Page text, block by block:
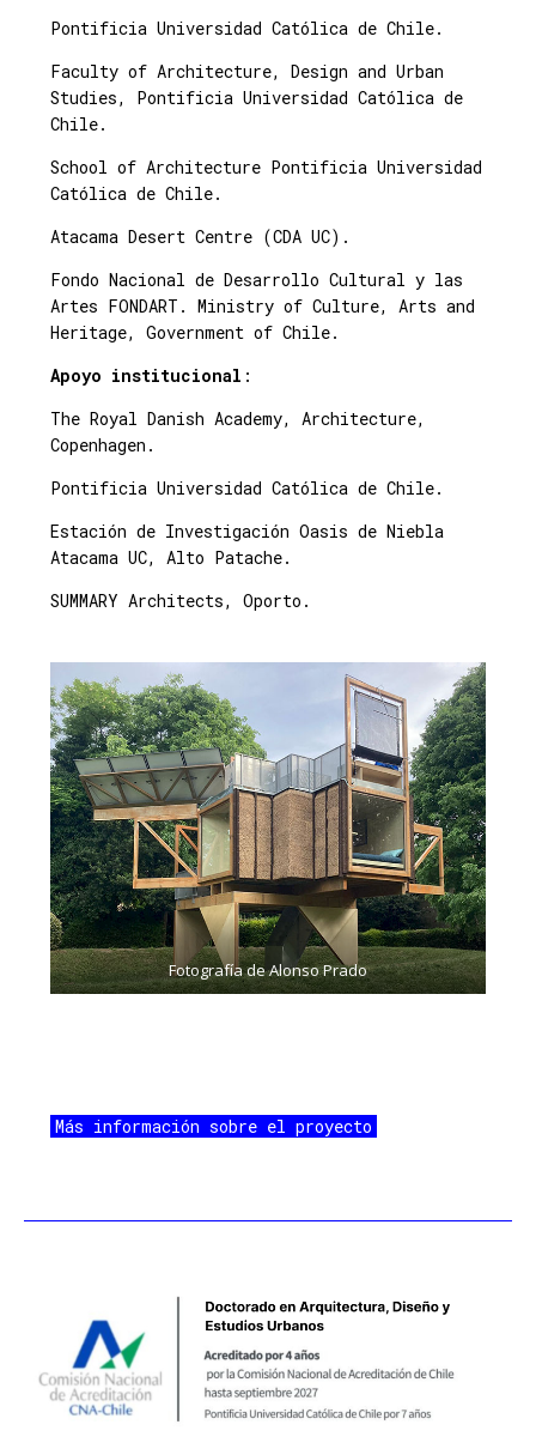
Pontificia Universidad Católica de Chile.
Faculty of Architecture, Design and Urban
Studies, Pontificia Universidad Católica de
Chile.
School of Architecture Pontificia Universidad
Católica de Chile.
Atacama Desert Centre (CDA UC).
Fondo Nacional de Desarrollo Cultural y las
Artes FONDART. Ministry of Culture, Arts and
Heritage, Government of Chile.
Apoyo institucional :
The Royal Danish Academy, Architecture,
Copenhagen.
Pontificia Universidad Católica de Chile.
Estación de Investigación Oasis de Niebla
Atacama UC, Alto Patache.
SUMMARY Architects, Oporto.
Fotografía de Alonso Prado
Más información sobre el proyecto